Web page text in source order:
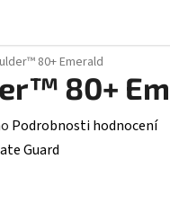
80+ Emerald
80+
Podrobnosti hodnocení
Guard